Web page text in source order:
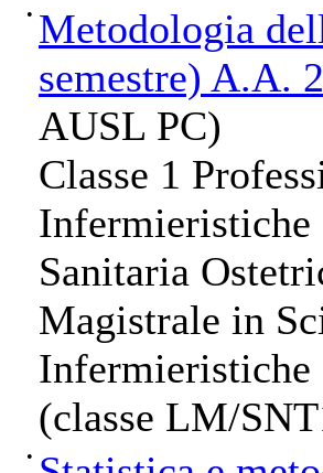
• Metodologia
semestre) A.A.
AUSL PC)
Classe 1
Infermieristiche
Sanitaria
Magistrale in
Infermieristiche
(classe LM/
•